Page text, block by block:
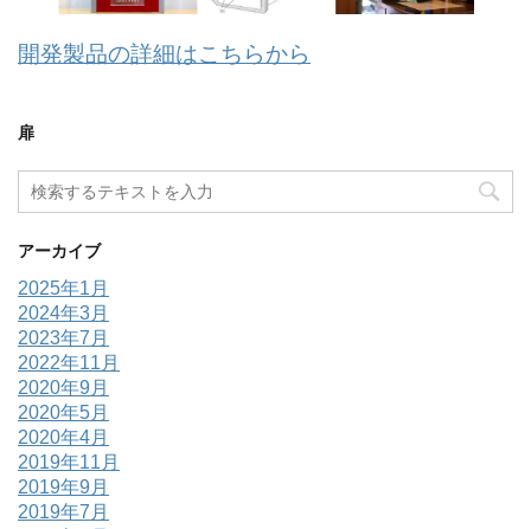
開発製品の詳細はこちらから
扉
アーカイブ
2025年1月
2024年3月
2023年7月
2022年11月
2020年9月
2020年5月
2020年4月
2019年11月
2019年9月
2019年7月